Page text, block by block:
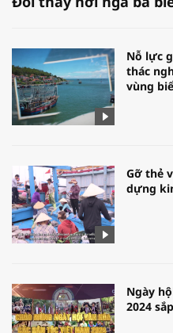
Nỗ lực
thác
vùng
Gỡ thẻ
dựng
Ngày
2024